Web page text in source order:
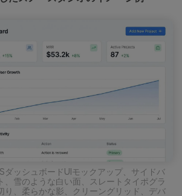
ダッシュボードUIモックアップ、サイドバ
、雪のような白い面、スレートタイポグラ
り、柔らかな影、クリーングリッド、デバ